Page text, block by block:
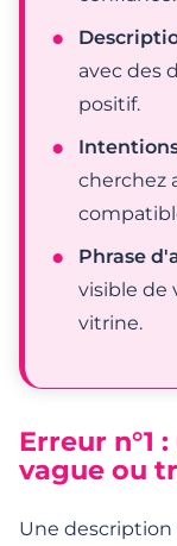
avec des
positif.
cherchez
Phrase
visible de
vitrine.
Erreur n°1
vague ou
Une description